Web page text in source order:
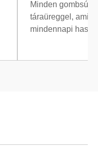
Minden gombsúly
táraüreggel, ami
mindennapi